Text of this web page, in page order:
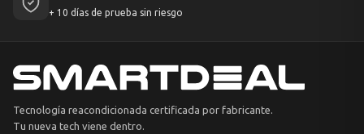
+ 10 días de prueba sin riesgo
Tecnología reacondicionada certificada por fabricante.
Tu nueva tech viene dentro.